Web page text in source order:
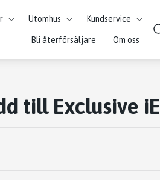
Utomhus Kundservice
Bli återförsäljare Om oss
till Exclusive iE